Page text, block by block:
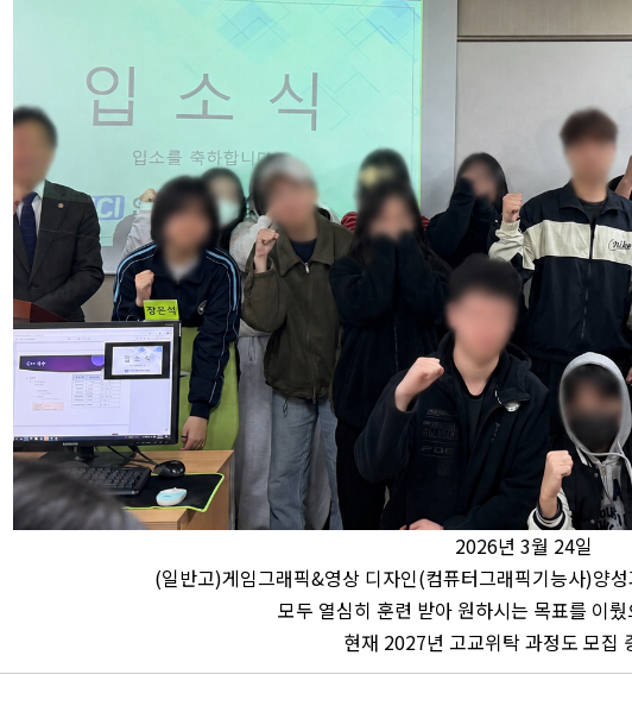
2026년 3월 24일
(일반고)게임그래픽&영상 디자인(컴퓨터그래픽기능사)양
모두 열심히 훈련 받아 원하시는 목표를 이
현재 2027년 고교위탁 과정도 모집